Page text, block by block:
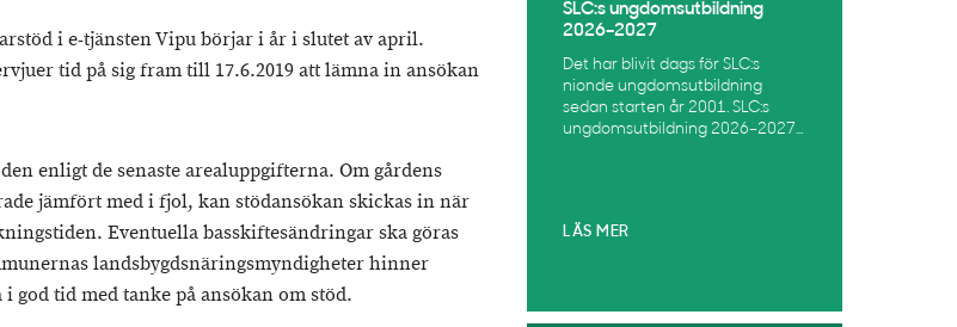
i e-tjänsten Vipu börjar i år i slutet av april.
tid på sig fram till 17.6.2019 att lämna in ansökan
enligt de senaste arealuppgifterna. Om gårdens
jämfört med i fjol, kan stödansökan skickas in när
Eventuella basskiftesändringar ska göras
landsbygdsnäringsmyndigheter hinner
god tid med tanke på ansökan om stöd.
SLC:s ungdomsutbildning
2026–2027
Det har blivit dags för SLC:s
nionde ungdomsutbildning
sedan starten år 2001. SLC:s
ungdomsutbildning 2026–2027...
LÄS MER